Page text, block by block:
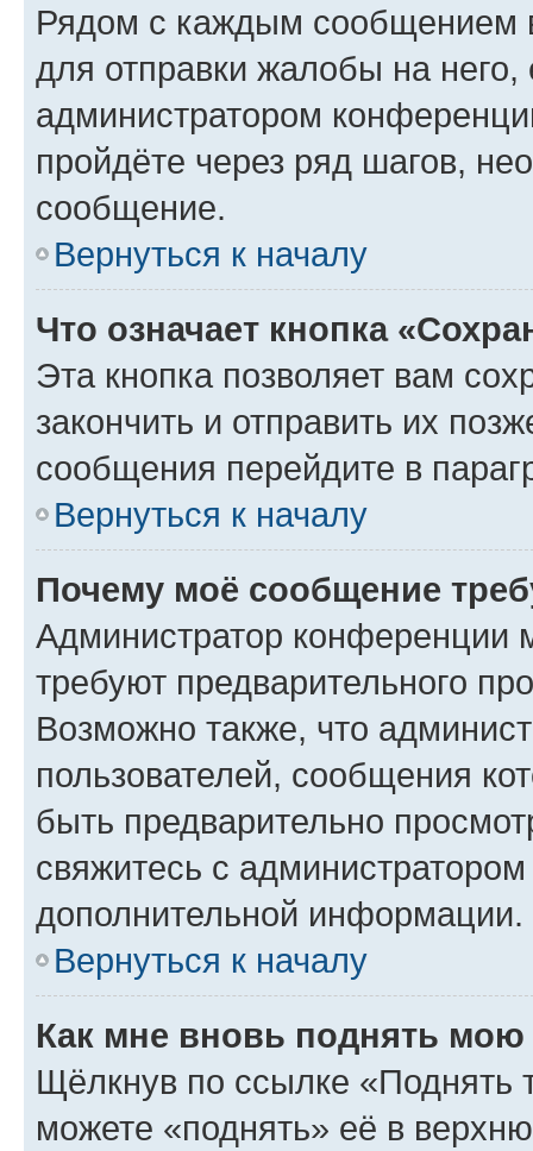
Рядом с каждым сообщением
для отправки жалобы на
администратором
пройдёте через ряд шагов,
сообщение.
Вернуться к началу
Что означает кнопка
Эта кнопка позволяет вам
закончить и отправить их
сообщения перейдите в
Вернуться к началу
Почему моё сообщение
Администратор конференции
требуют предварительного
Возможно также, что
пользователей, сообщения
быть предварительно
свяжитесь с
дополнительной информации.
Вернуться к началу
Как мне вновь поднять мою
Щёлкнув по ссылке «Поднять
можете «поднять» её в